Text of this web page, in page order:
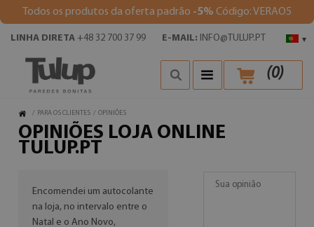
Todos os produtos da oferta padrão -5% Código: VERAO5
▾
LINHA DIRETA +48 32 700 37 99 E-MAIL: INFO@TULUP.PT
(0)
/ PARA OS CLIENTES / OPINIÕES
OPINIÕES LOJA ONLINE
TULUP.PT
Encomendei um autocolante
na loja, no intervalo entre o
Natal e o Ano Novo,